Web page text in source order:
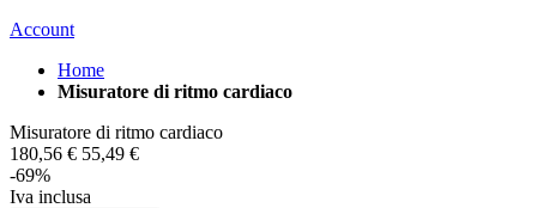
Account
Home
Misuratore di ritmo cardiaco
Misuratore di ritmo cardiaco
180,56 € 55,49 €
-69%
Iva inclusa